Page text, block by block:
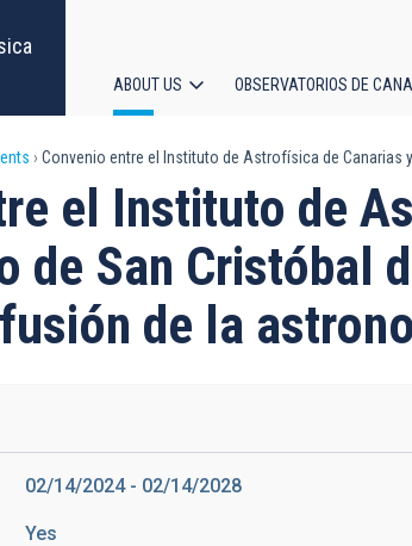
Main
navigation
ABOUT US OBSERVATORIOS DE
Convenio entre el Instituto de Astrofísica de Canarias
el Instituto de
de San Cristóbal
de la
02/14/2024- 02/14/2028
Yes